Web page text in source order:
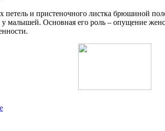
петель и пристеночного листка брюшиной
малышей. Основная его роль – опущение